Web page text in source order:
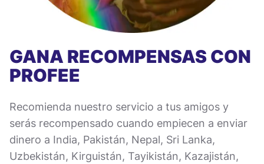
GANA RECOMPENSAS CON
PROFEE
Recomienda nuestro servicio a tus amigos y
serás recompensado cuando empiecen a enviar
dinero a India, Pakistán, Nepal, Sri Lanka,
Uzbekistán, Kirguistán, Tayikistán, Kazajistán,